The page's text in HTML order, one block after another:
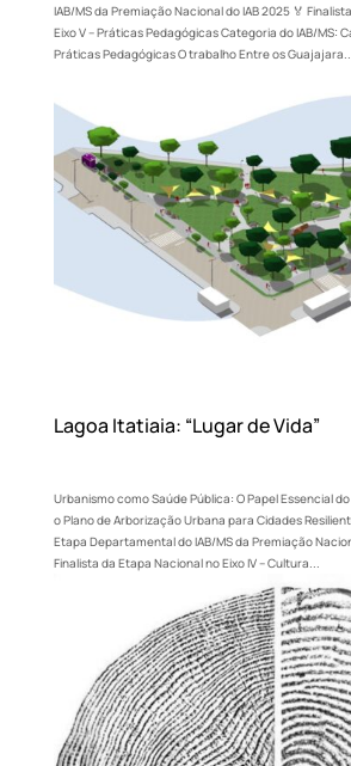
Lagoa Itatiaia: “Lugar de Vida”
IAB/MS da Premiação Nacional do IAB 2025 🏅
Eixo V – Práticas Pedagógicas Categoria do IAB/MS:
Práticas Pedagógicas O trabalho Entre os
Urbanismo como Saúde Pública: O Papel Essencial
o Plano de Arborização Urbana para Cidades
Etapa Departamental do IAB/MS da Premiação
Finalista da Etapa Nacional no Eixo IV – Cultura...